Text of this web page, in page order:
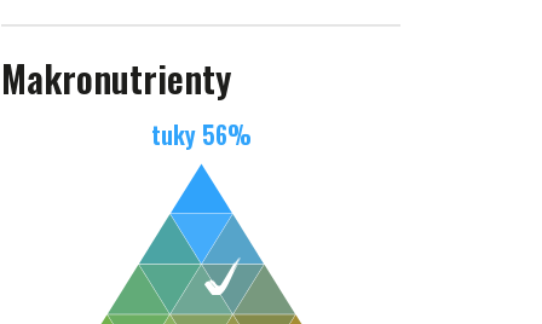
Makronutrienty
tuky 56%